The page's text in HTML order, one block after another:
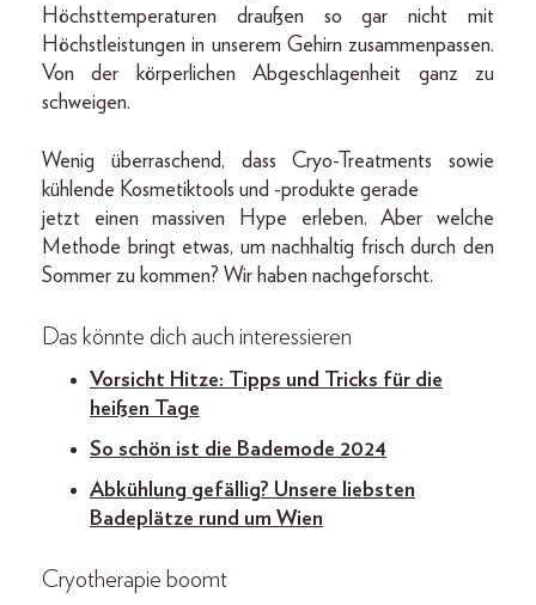
Höchsttemperaturen draußen so gar nicht mit
Höchstleistungen in unserem Gehirn zusammenpassen.
Von der körperlichen Abgeschlagenheit ganz zu
schweigen.
Wenig überraschend, dass Cryo-Treatments sowie
kühlende Kosmetiktools und -produkte gerade
jetzt einen massiven Hype erleben. Aber welche
Methode bringt etwas, um nachhaltig frisch durch den
Sommer zu kommen? Wir haben nachgeforscht.
Das könnte dich auch interessieren
Vorsicht Hitze: Tipps und Tricks für die
heißen Tage
So schön ist die Bademode 2024
Abkühlung gefällig? Unsere liebsten
Badeplätze rund um Wien
Cryotherapie boomt